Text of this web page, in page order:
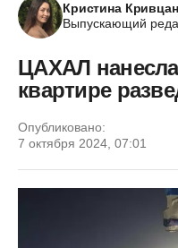
Кристина
Выпускающий
ЦАХАЛ
квартире
Опубликовано:
7 октября 2024, 07:01